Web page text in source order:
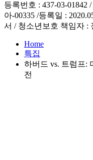
등록번호 : 437-03-
아-00335 /등록일 :
서 / 청소년보호 책임자 :
Home
특집
하버드 vs. 트럼프:
전